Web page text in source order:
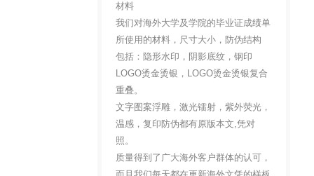
材料
我们对海外大学及学院的毕业证成绩单
所使用的材料，尺寸大小，防伪结构
包括：隐形水印，阴影底纹，钢印
LOGO烫金烫银，LOGO烫金烫银复合
重叠。
文字图案浮雕，激光镭射，紫外荧光，
温感，复印防伪都有原版本文,凭对
照。
质量得到了广大海外客户群体的认可，